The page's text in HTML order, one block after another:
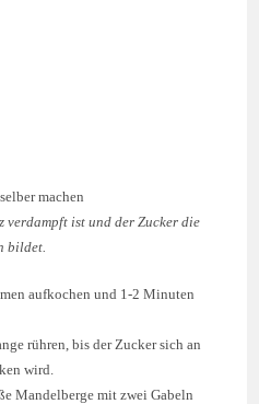
verdampft ist und der Zucker die
bildet.
aufkochen und 1-2 Minuten
rühren, bis der Zucker sich an
wird.
Mandelberge mit zwei Gabeln